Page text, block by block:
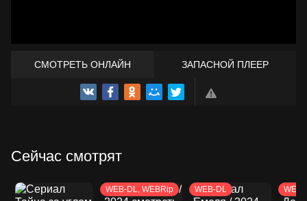
СМОТРЕТЬ ОНЛАЙН ЗАПАСНОЙ ПЛЕЕР
ТРЕЙЛЕР
Сейчас смотрят
WEB-DL, WEBRip WEB-DL